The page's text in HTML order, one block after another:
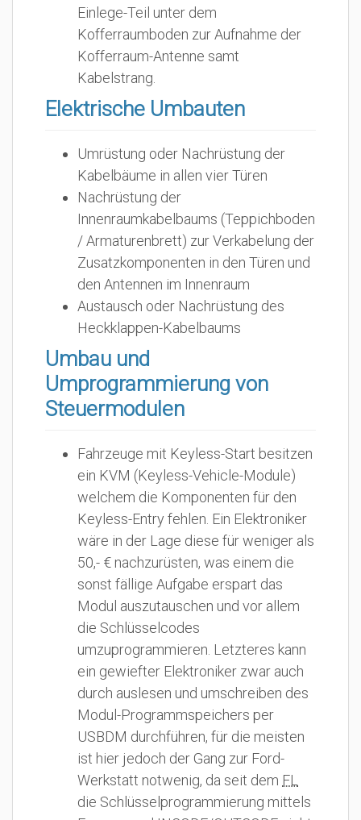
Einlege-Teil unter dem
Kofferraumboden zur Aufnahme der
Kofferraum-Antenne samt
Kabelstrang.
Elektrische Umbauten
Umrüstung oder Nachrüstung der
Kabelbäume in allen vier Türen
Nachrüstung der
Innenraumkabelbaums (Teppichboden
/ Armaturenbrett) zur Verkabelung der
Zusatzkomponenten in den Türen und
den Antennen im Innenraum
Austausch oder Nachrüstung des
Heckklappen-Kabelbaums
Umbau und
Umprogrammierung von
Steuermodulen
Fahrzeuge mit Keyless-Start besitzen
ein KVM (Keyless-Vehicle-Module)
welchem die Komponenten für den
Keyless-Entry fehlen. Ein Elektroniker
wäre in der Lage diese für weniger als
50,- € nachzurüsten, was einem die
sonst fällige Aufgabe erspart das
Modul auszutauschen und vor allem
die Schlüsselcodes
umzuprogrammieren. Letzteres kann
ein gewiefter Elektroniker zwar auch
durch auslesen und umschreiben des
Modul-Programmspeichers per
USBDM durchführen, für die meisten
ist hier jedoch der Gang zur Ford-
Werkstatt notwenig, da seit dem FL
die Schlüsselprogrammierung mittels